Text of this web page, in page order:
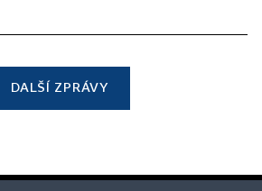
DALŠÍ ZPRÁVY